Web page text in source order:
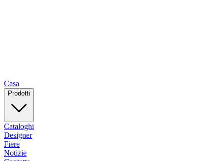
Casa
Prodotti
Cataloghi
Designer
Fiere
Notizie